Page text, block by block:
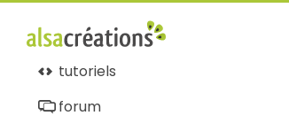
tutoriels
forum